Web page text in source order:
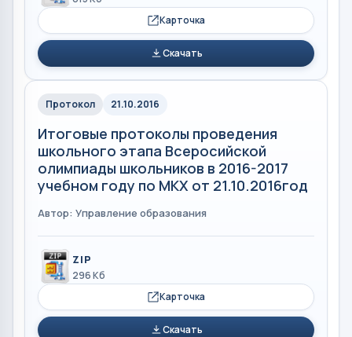
Карточка
Скачать
Протокол 21.10.2016
Итоговые протоколы проведения
школьного этапа Всеросийской
олимпиады школьников в 2016-2017
учебном году по МКХ от 21.10.2016год
Автор: Управление образования
ZIP
296 Кб
Карточка
Скачать